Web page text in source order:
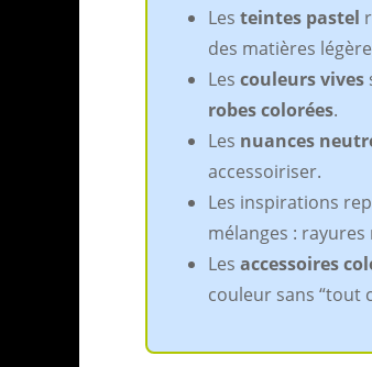
Les teintes pastel
des matières
Les couleurs vives
robes colorées.
Les nuances
accessoiriser.
Les inspirations
mélanges :
Les accessoires
couleur sans “tout